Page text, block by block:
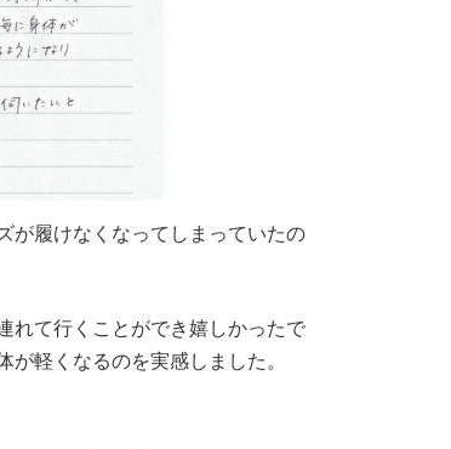
が履けなくなってしまっていたの
れて行くことができ嬉しかったで
軽くなるのを実感しました。